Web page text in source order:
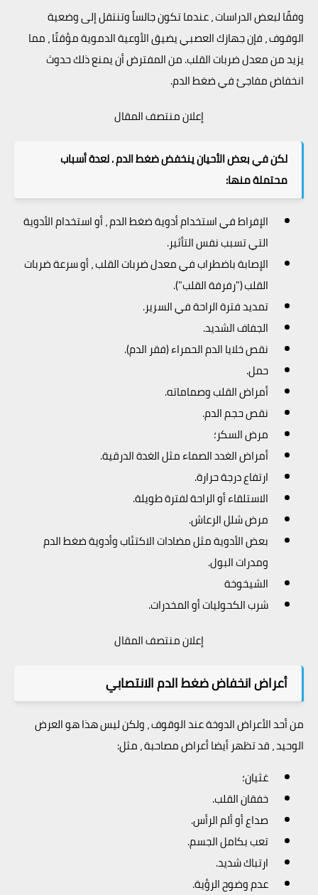
وفقًا لبعض الدراسات ، عندما تكون جالساً وتنتقل إلى وضعية
الوقوف ، فإن جهازك العصبي يضيق الأوعية الدموية مؤقتًا ، مما
يزيد من معدل ضربات القلب. من المفترض أن يمنع ذلك حدوث
انخفاض مفاجئ في ضغط الدم.
إعلان منتصف المقال
لكن في بعض الأحيان ينخفض ضغط الدم . لعدة أسباب
محتملة منها:
الإفراط في استخدام أدوية ضغط الدم ، أو استخدام الأدوية
التي تسبب نفس التأثير.
الإصابة باضطراب في معدل ضربات القلب ، أو سرعة ضربات
القلب ("رفرفة القلب").
تمديد فترة الراحة في السرير.
الجفاف الشديد.
نقص خلايا الدم الحمراء (فقر الدم).
حمل.
أمراض القلب وصماماته.
نقص حجم الدم.
مرض السكر؛
أمراض الغدد الصماء مثل الغدة الدرقية.
ارتفاع درجة حرارة.
الاستلقاء أو الراحة لفترة طويلة.
مرض شلل الرعاش.
بعض الأدوية مثل مضادات الاكتئاب وأدوية ضغط الدم
ومدرات البول.
الشيخوخة
شرب الكحوليات أو المخدرات.
إعلان منتصف المقال
أعراض انخفاض ضغط الدم الانتصابي
من أحد الأعراض الدوخة عند الوقوف ، ولكن ليس هذا هو العرض
الوحيد ، قد تظهر أيضا أعراض مصاحبة ، مثل:
غثيان؛
خفقان القلب.
صداع أو ألم الرأس.
تعب بكامل الجسم.
ارتباك شديد.
عدم وضوح الرؤية.